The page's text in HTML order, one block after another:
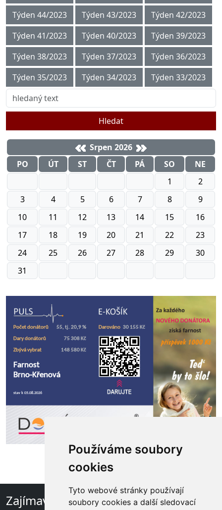
Používáme soubory
cookies
Tyto webové stránky používají
soubory cookies a další sledovací
Týden 44/2023
Týden 43/2023
Týden 42/2023
Týden 41/2023
Týden 40/2023
Týden 39/2023
Týden 38/2023
Týden 37/2023
Týden 36/2023
Týden 35/2023
Týden 34/2023 Týden 33/2023
Hledat
Srpen 2026
PO
ÚT ST ČT PÁ SO
NE
1
2
3
4 5 6 7 8
9
10
11 12 13 14 15
16
17
18 19 20 21 22
23
24
25 26 27 28 29
30
31
Zajímavé odkazy